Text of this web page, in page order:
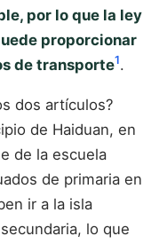
por lo que la ley
proporcionar
de transporte1.
dos artículos?
de Haiduan, en
de la escuela
de primaria en
ir a la isla
lo que